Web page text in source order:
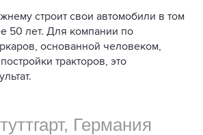
строит свои автомобили в том
50 лет. Для компании по
основанной человеком,
тракторов, это
Германия